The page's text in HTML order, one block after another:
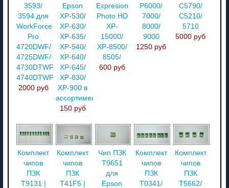
3593/
3594 для
WorkForce
Pro
4720DWF/
4725DWF/
4730DTWF/
4740DTWF
2000 руб
Epson
XP-530/
XP-630/
XP-635/
XP-540/
XP-640/
XP-645/
XP-830/
XP-900 в
ассортименте
150 руб
Expresion
Photo HD
XP-
15000/
XP-8500/
8505/
600 руб
P6000/
7000/
8000/
9000
1250 руб
C5790/
C5210/
5710
5000 руб
Комплект
чипов
ПЗК
T9131 |
Комплект
чипов
ПЗК
T41F5 |
Чип ПЗК
T9651
для
Epson
Комплект
чипов
ПЗК
T0341/
Комплект
чипов
ПЗК
T5662/